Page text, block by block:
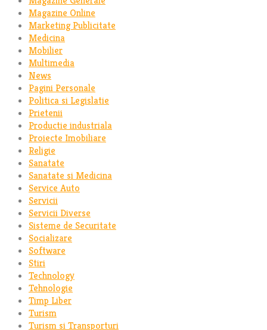
Magazine Online
Marketing Publicitate
Medicina
Mobilier
Multimedia
News
Pagini Personale
Politica si Legislatie
Prietenii
Productie industriala
Proiecte Imobiliare
Religie
Sanatate
Sanatate si Medicina
Service Auto
Servicii
Servicii Diverse
Sisteme de Securitate
Socializare
Software
Stiri
Technology
Tehnologie
Timp Liber
Turism
Turism si Transporturi